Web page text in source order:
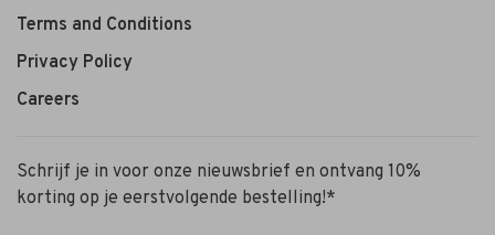
Terms and Conditions
Privacy Policy
Careers
Schrijf je in voor onze nieuwsbrief en ontvang 10%
korting op je eerstvolgende bestelling!*